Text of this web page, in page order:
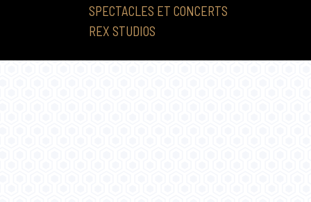
SPECTACLES ET CONCERTS
REX STUDIOS